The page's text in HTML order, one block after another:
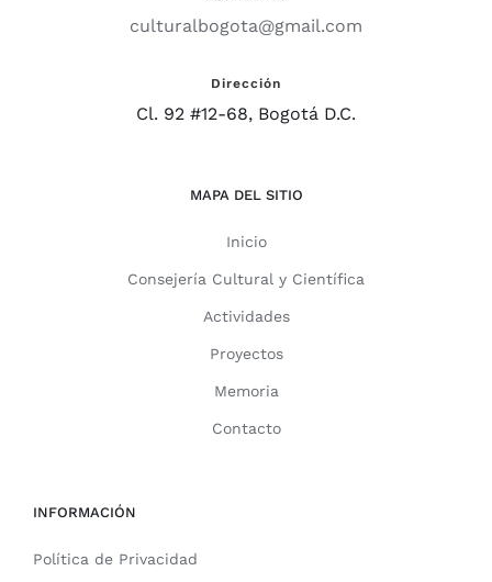
culturalbogota@gmail.com
Dirección
Cl. 92 #12-68, Bogotá D.C.
MAPA DEL SITIO
Inicio
Consejería Cultural y Científica
Actividades
Proyectos
Memoria
Contacto
INFORMACIÓN
Política de Privacidad